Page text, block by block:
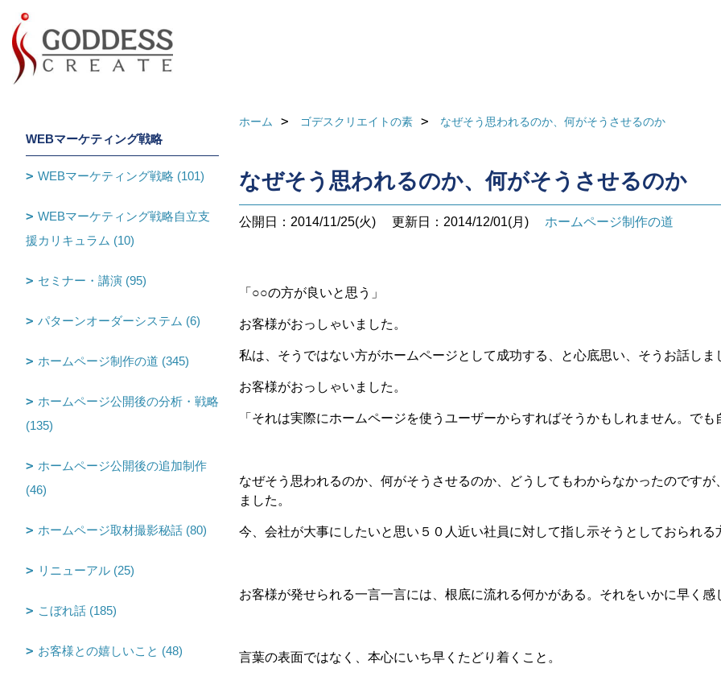
ホーム ゴデスクリエイトの素 なぜそう思われるのか、何がそうさせるのか
なぜそう思われるのか、何がそうさせるのか
公開日：2014/11/25(火) 更新日：2014/12/01(月) ホームページ制作の道
「○○の方が良いと思う」
お客様がおっしゃいました。
私は、そうではない方がホームページとして成功する、と心底思い、そうお話しま
お客様がおっしゃいました。
「それは実際にホームページを使うユーザーからすればそうかもしれません。で
なぜそう思われるのか、何がそうさせるのか、どうしてもわからなかったのです
ました。
今、会社が大事にしたいと思い５０人近い社員に対して指し示そうとしておられ
お客様が発せられる一言一言には、根底に流れる何かがある。それをいかに早く
言葉の表面ではなく、本心にいち早くたどり着くこと。
WEBマーケティング戦略
WEBマーケティング戦略 (101)
WEBマーケティング戦略自立支
援カリキュラム (10)
セミナー・講演 (95)
パターンオーダーシステム (6)
ホームページ制作の道 (345)
ホームページ公開後の分析・戦略
(135)
ホームページ公開後の追加制作
(46)
ホームページ取材撮影秘話 (80)
リニューアル (25)
こぼれ話 (185)
お客様との嬉しいこと (48)